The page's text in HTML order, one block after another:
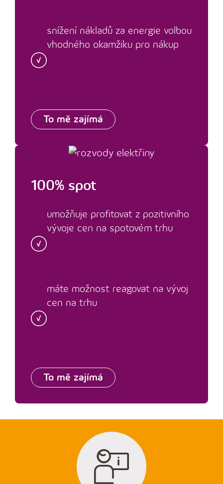
snížení nákladů za energie volbou
vhodného okamžiku pro nákup
To mě zajímá
100% spot
umožňuje profitovat z pozitivního
vývoje cen na spotovém trhu
máte možnost reagovat na vývoj
cen na trhu
To mě zajímá